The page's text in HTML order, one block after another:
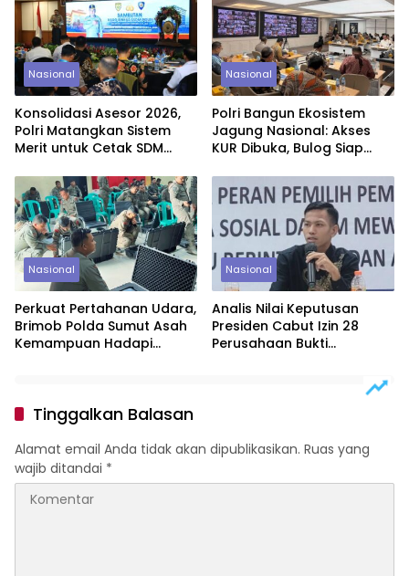
Nasional
Konsolidasi Asesor 2026,
Polri Matangkan Sistem
Merit untuk Cetak SDM
Nasional
Polri Bangun Ekosistem
Jagung Nasional: Akses
KUR Dibuka, Bulog Siap
Nasional
Perkuat Pertahanan Udara,
Brimob Polda Sumut Asah
Kemampuan Hadapi
Nasional
Analis Nilai Keputusan
Presiden Cabut Izin 28
Perusahaan Bukti
Lingkungan dan Konstitusi
Tinggalkan Balasan
Alamat email Anda tidak akan dipublikasikan. Ruas yang
wajib ditandai *